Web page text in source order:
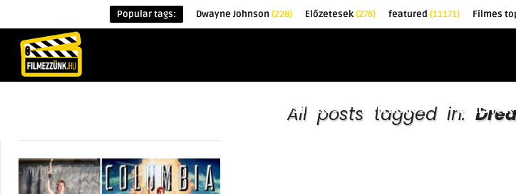
Popular tags: Dwayne Johnson (228) Előzetesek(278) featured (11171) Filmes
ÉRDEKESSÉGEK KRITIKÁK TOPLISTÁK
All posts tagged in: